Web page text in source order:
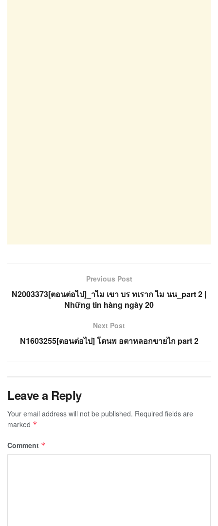
Previous Post
N2003373[ตอนต่อไป]_าไม เขา บร ทเราก ไม นน_part 2 |
Những tin hàng ngày 20
Next Post
N1603255[ตอนต่อไป] โดนพ อตาหลอกขายไก part 2
Leave a Reply
Your email address will not be published. Required fields are
marked *
Comment *